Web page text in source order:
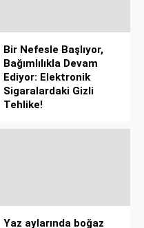
Bir Nefesle Başlıyor,
Bağımlılıkla Devam
Ediyor: Elektronik
Sigaralardaki Gizli
Tehlike!
Yaz aylarında boğaz